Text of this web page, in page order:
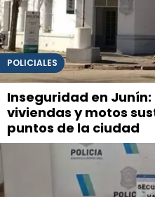
POLICIALES
Inseguridad en
viviendas y motos
puntos de la ciudad